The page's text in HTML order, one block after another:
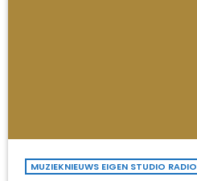
MUZIEKNIEUWS EIGEN STUDIO RADIO